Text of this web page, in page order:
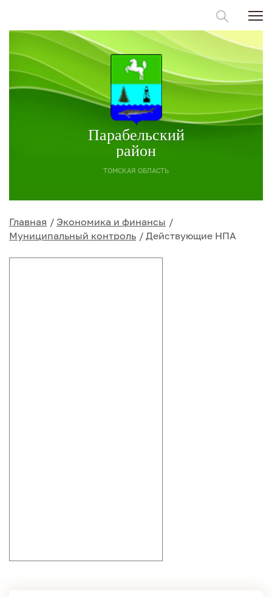
Парабельский
район
ТОМСКАЯ ОБЛАСТЬ
Главная
Экономика и финансы
Муниципальный контроль
Действующие НПА